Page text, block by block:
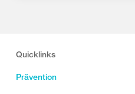
Quicklinks
Prävention